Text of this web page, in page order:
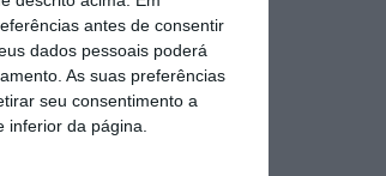
antes de consentir
dados pessoais poderá
As suas preferências
seu consentimento a
da página.
do